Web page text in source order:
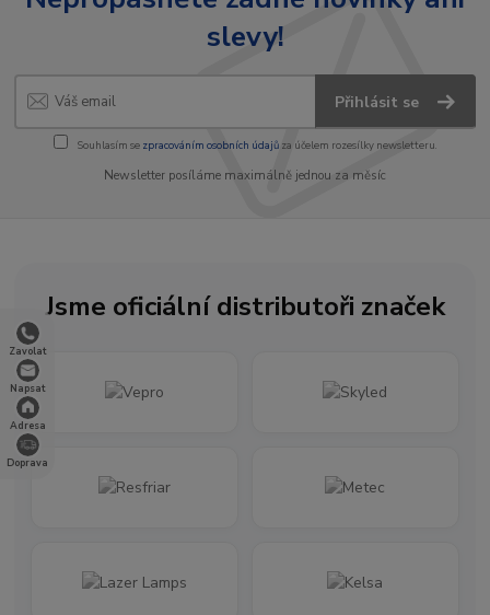
Zavolat
Napsat
Adresa
Doprava
slevy!
Přihlásit se
Souhlasím se zpracováním osobních údajůza účelem rozesílky newsletteru.
Newsletter posíláme maximálně jednou za měsíc
Jsme oficiální distributoři značek